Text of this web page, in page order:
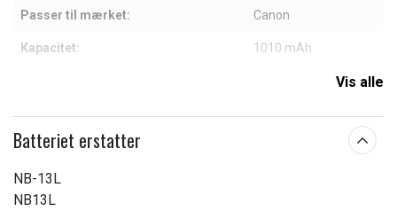
Passer til mærket: Canon
Kapacitet: 1010 mAh
Vis alle
Batteriet erstatter
NB-13L
NB13L